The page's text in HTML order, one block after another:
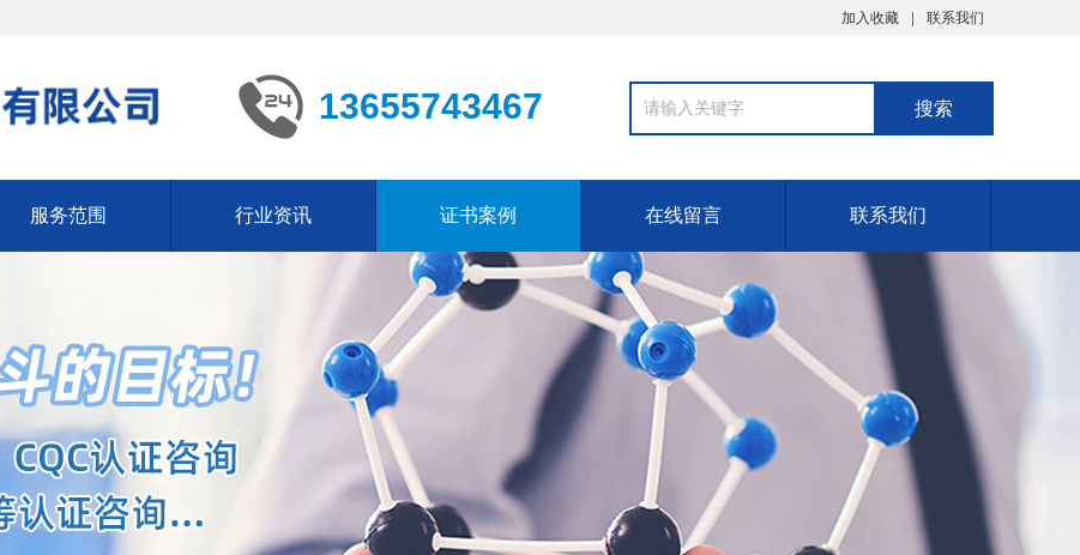
加入收藏 联系我们
13655743467
服务范围 行业资讯 证书案例 在线留言 联系我们